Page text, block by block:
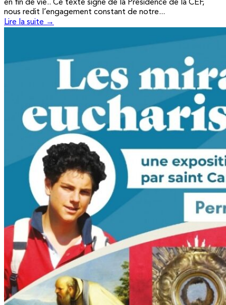
en fin de vie.. Ce texte signé de la Présidence de la CEF,
nous redit l’engagement constant de notre...
Lire la suite →